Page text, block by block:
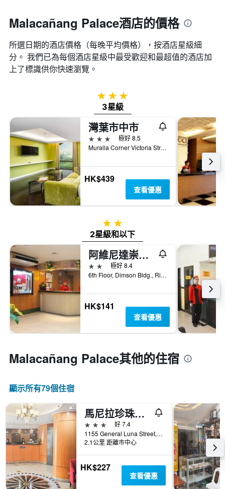
Malacañang Palace酒店的價格
所選日期的酒店價格（每晚平均價格），按酒店星級細
分。 我們已為每個酒店星級中最受歡迎和最超值的酒店加
上了標識供你快速瀏覽。
3星級
3星級
灣葉市中市
3星級
極好 8.5
Muralla Corner Victoria Streets Intramuros, Manila, 1002 Philippines, 馬尼拉, 菲律賓
HK$439
查看優惠
2星級
2星級和以下
阿維尼達崇光酒店 - 馬尼拉
2星級
極好 8.4
6th Floor, Dimson Bldg., Rizal Ave., 馬尼拉, 菲律賓
HK$141
查看優惠
Malacañang Palace​其他的住宿
顯示所有79​個住宿
馬尼拉珍珠酒店
3星級
好 7.4
1155 General Luna Street, Corner Taft Avenue And United Nation Avenue, Ermita, 馬尼拉, 菲律賓
2.1公里 距離市中心
HK$227
查看優惠